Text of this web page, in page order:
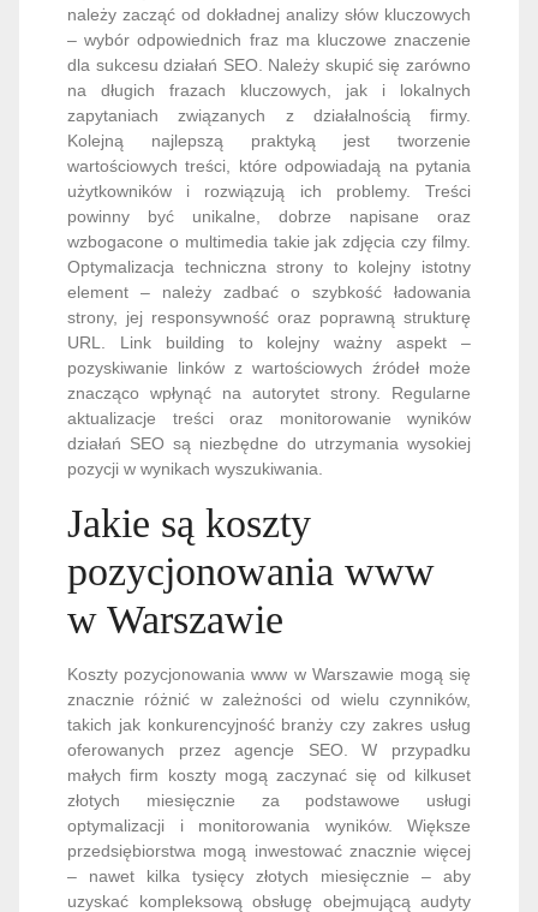
należy zacząć od dokładnej analizy słów kluczowych
– wybór odpowiednich fraz ma kluczowe znaczenie
dla sukcesu działań SEO. Należy skupić się zarówno
na długich frazach kluczowych, jak i lokalnych
zapytaniach związanych z działalnością firmy.
Kolejną najlepszą praktyką jest tworzenie
wartościowych treści, które odpowiadają na pytania
użytkowników i rozwiązują ich problemy. Treści
powinny być unikalne, dobrze napisane oraz
wzbogacone o multimedia takie jak zdjęcia czy filmy.
Optymalizacja techniczna strony to kolejny istotny
element – należy zadbać o szybkość ładowania
strony, jej responsywność oraz poprawną strukturę
URL. Link building to kolejny ważny aspekt –
pozyskiwanie linków z wartościowych źródeł może
znacząco wpłynąć na autorytet strony. Regularne
aktualizacje treści oraz monitorowanie wyników
działań SEO są niezbędne do utrzymania wysokiej
pozycji w wynikach wyszukiwania.
Jakie są koszty
pozycjonowania www
w Warszawie
Koszty pozycjonowania www w Warszawie mogą się
znacznie różnić w zależności od wielu czynników,
takich jak konkurencyjność branży czy zakres usług
oferowanych przez agencje SEO. W przypadku
małych firm koszty mogą zaczynać się od kilkuset
złotych miesięcznie za podstawowe usługi
optymalizacji i monitorowania wyników. Większe
przedsiębiorstwa mogą inwestować znacznie więcej
– nawet kilka tysięcy złotych miesięcznie – aby
uzyskać kompleksową obsługę obejmującą audyty